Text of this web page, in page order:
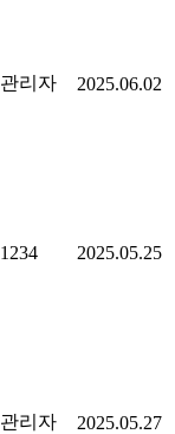
관리자 2025.06.02
1234 2025.05.25
관리자 2025.05.27